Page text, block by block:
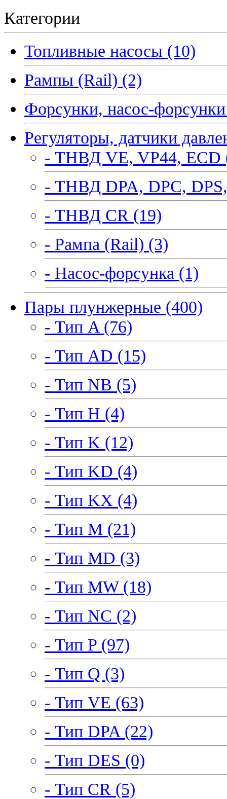
Категории
Топливные насосы (10)
Рампы (Rail) (2)
Форсунки, насос-
Регуляторы, датчики
- ТНВД VE, VP44, ECD
- ТНВД DPA, DPC,
- ТНВД CR (19)
- Рампа (Rail) (3)
- Насос-форсунка (1)
Пары плунжерные (400)
- Тип A (76)
- Тип AD (15)
- Тип NB (5)
- Тип H (4)
- Тип K (12)
- Тип KD (4)
- Тип KX (4)
- Тип M (21)
- Тип MD (3)
- Тип MW (18)
- Тип NC (2)
- Тип P (97)
- Тип Q (3)
- Тип VE (63)
- Тип DPA (22)
- Тип DES (0)
- Тип CR (5)